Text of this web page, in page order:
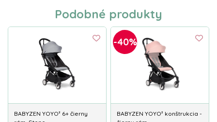
Podobné produkty
BABYZEN YOYO² 6+ čierny
-40%
BABYZEN YOYO² konštrukcia -